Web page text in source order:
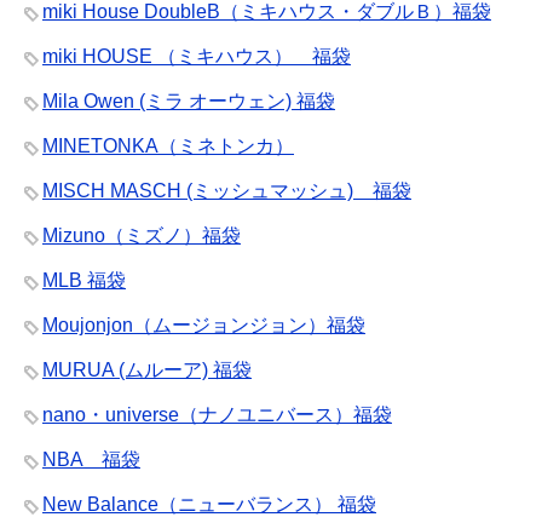
miki House DoubleB（ミキハウス・ダブルＢ）福袋
miki HOUSE （ミキハウス） 福袋
Mila Owen (ミラ オーウェン) 福袋
MINETONKA（ミネトンカ）
MISCH MASCH (ミッシュマッシュ) 福袋
Mizuno（ミズノ）福袋
MLB 福袋
Moujonjon（ムージョンジョン）福袋
MURUA (ムルーア) 福袋
nano・universe（ナノユニバース）福袋
NBA 福袋
New Balance（ニューバランス） 福袋